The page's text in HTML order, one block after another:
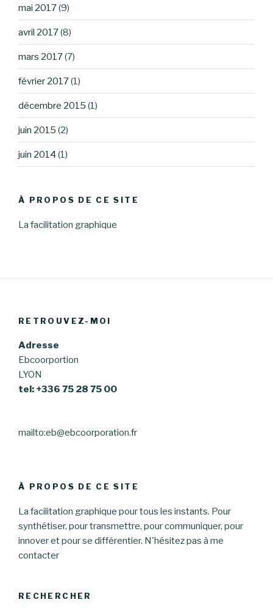
mai 2017(9)
avril 2017(8)
mars 2017(7)
février 2017(1)
décembre 2015 (1)
juin 2015 (2)
juin 2014 (1)
À PROPOS DE CE SITE
La facilitation graphique
RETROUVEZ-MOI
Adresse
Ebcoorportion
LYON
tel: +336 75 28 75 00
mailto:eb@ebcoorporation.fr
À PROPOS DE CE SITE
La facilitation graphique pour tous les instants. Pour
synthétiser, pour transmettre, pour communiquer, pour
innover et pour se différentier. N'hésitez pas à me
contacter
RECHERCHER